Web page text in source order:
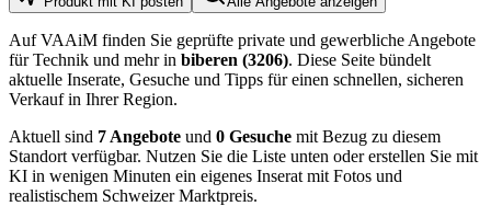
Auf VAAiM finden Sie geprüfte private und gewerbliche Angebote
für Technik und mehr in biberen (3206). Diese Seite bündelt
aktuelle Inserate, Gesuche und Tipps für einen schnellen, sicheren
Verkauf in Ihrer Region.
Aktuell sind 7 Angebote und 0 Gesuche mit Bezug zu diesem
Standort verfügbar. Nutzen Sie die Liste unten oder erstellen Sie mit
KI in wenigen Minuten ein eigenes Inserat mit Fotos und
realistischem Schweizer Marktpreis.